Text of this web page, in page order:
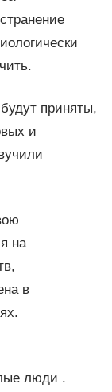
приняты,
и
на
в
люди .